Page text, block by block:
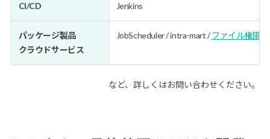
CI/CD Jenkins
パッケージ製品
クラウドサービス
JobScheduler / intra-mart / ファイル権限
など、詳しくはお問い合わせください。